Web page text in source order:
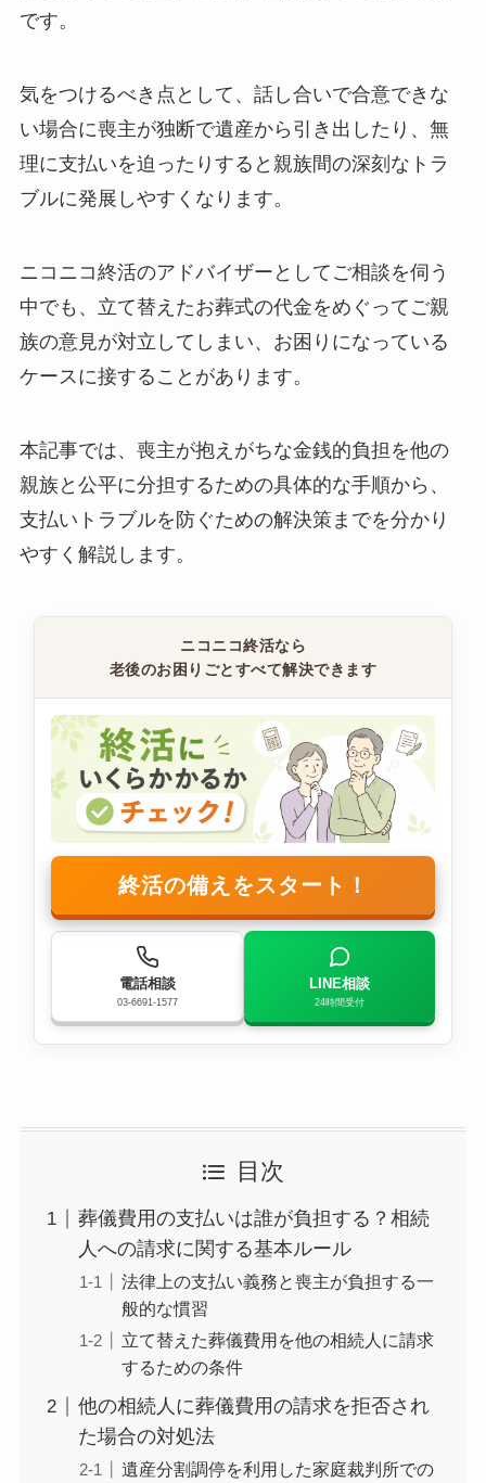
です。
気をつけるべき点として、話し合いで合意できな
い場合に喪主が独断で遺産から引き出したり、無
理に支払いを迫ったりすると親族間の深刻なトラ
ブルに発展しやすくなります。
ニコニコ終活のアドバイザーとしてご相談を伺う
中でも、立て替えたお葬式の代金をめぐってご親
族の意見が対立してしまい、お困りになっている
ケースに接することがあります。
本記事では、喪主が抱えがちな金銭的負担を他の
親族と公平に分担するための具体的な手順から、
支払いトラブルを防ぐための解決策までを分かり
やすく解説します。
ニコニコ終活なら
老後のお困りごとすべて解決できます
終活の備えをスタート！
電話相談
03-6691-1577
LINE相談
24時間受付
目次
葬儀費用の支払いは誰が負担する？相続
人への請求に関する基本ルール
法律上の支払い義務と喪主が負担する一
般的な慣習
立て替えた葬儀費用を他の相続人に請求
するための条件
他の相続人に葬儀費用の請求を拒否され
た場合の対処法
遺産分割調停を利用した家庭裁判所での